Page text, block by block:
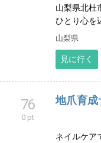
山梨県北杜
ひとり心を
山梨県
見に行く
76
0 pt
地爪育
ネイルケア